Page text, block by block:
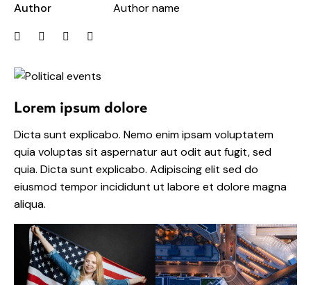
Author
Author name
Lorem ipsum dolore
Dicta sunt explicabo. Nemo enim ipsam voluptatem
quia voluptas sit aspernatur aut odit aut fugit, sed
quia. Dicta sunt explicabo. Adipiscing elit sed do
eiusmod tempor incididunt ut labore et dolore magna
aliqua.